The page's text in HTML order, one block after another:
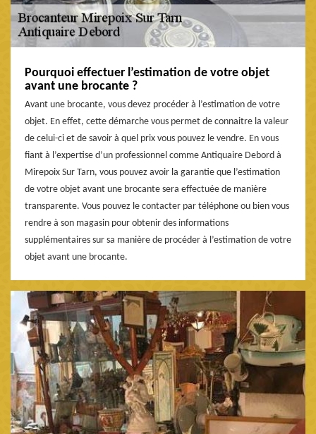
Pourquoi effectuer l’estimation de votre objet
avant une brocante ?
Avant une brocante, vous devez procéder à l’estimation de votre
objet. En effet, cette démarche vous permet de connaitre la valeur
de celui-ci et de savoir à quel prix vous pouvez le vendre. En vous
fiant à l’expertise d’un professionnel comme Antiquaire Debord à
Mirepoix Sur Tarn, vous pouvez avoir la garantie que l’estimation
de votre objet avant une brocante sera effectuée de manière
transparente. Vous pouvez le contacter par téléphone ou bien vous
rendre à son magasin pour obtenir des informations
supplémentaires sur sa manière de procéder à l’estimation de votre
objet avant une brocante.